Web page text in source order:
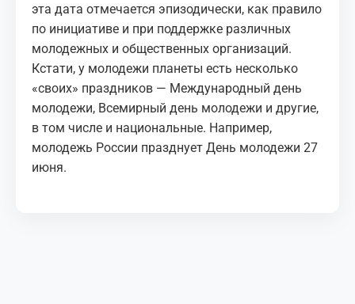
эта дата отмечается эпизодически, как правило
по инициативе и при поддержке различных
молодежных и общественных организаций.
Кстати, у молодежи планеты есть несколько
«своих» праздников — Международный день
молодежи, Всемирный день молодежи и другие,
в том числе и национальные. Например,
молодежь России празднует День молодежи 27
июня.